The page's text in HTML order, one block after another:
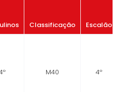
Classificação Escalão
M40 4º